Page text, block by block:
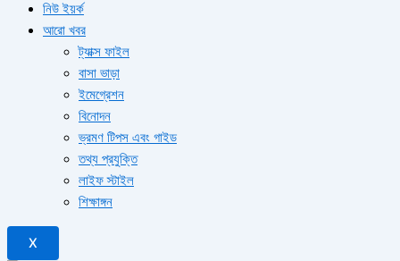
নিউ ইয়র্ক
আরো খবর
ট্যাক্স ফাইল
বাসা ভাড়া
ইমেগ্রেশন
বিনোদন
ভ্রমণ টিপস এবং গাইড
তথ্য প্রযুক্তি
লাইফ স্টাইল
শিক্ষাঙ্গন
X